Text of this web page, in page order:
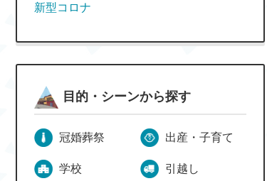
新型コロナ
目的・シーンから探す
冠婚葬祭 出産・子育て
学校 引越し